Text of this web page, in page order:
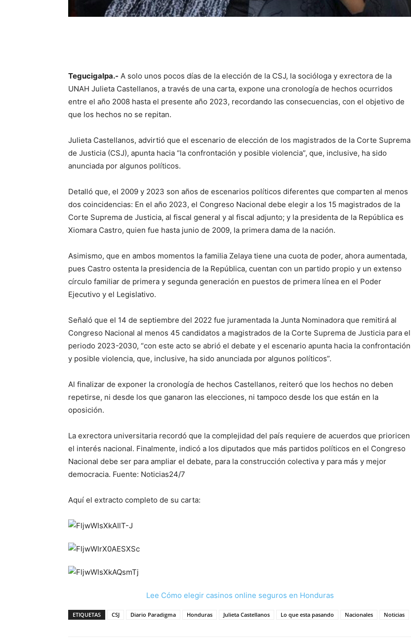
Tegucigalpa.- A solo unos pocos días de la elección de la CSJ, la socióloga y exrectora de la
UNAH Julieta Castellanos, a través de una carta, expone una cronología de hechos ocurridos
entre el año 2008 hasta el presente año 2023, recordando las consecuencias, con el objetivo de
que los hechos no se repitan.
Julieta Castellanos, advirtió que el escenario de elección de los magistrados de la Corte Suprema
de Justicia (CSJ), apunta hacia “la confrontación y posible violencia”, que, inclusive, ha sido
anunciada por algunos políticos.
Detalló que, el 2009 y 2023 son años de escenarios políticos diferentes que comparten al menos
dos coincidencias: En el año 2023, el Congreso Nacional debe elegir a los 15 magistrados de la
Corte Suprema de Justicia, al fiscal general y al fiscal adjunto; y la presidenta de la República es
Xiomara Castro, quien fue hasta junio de 2009, la primera dama de la nación.
Asimismo, que en ambos momentos la familia Zelaya tiene una cuota de poder, ahora aumentada,
pues Castro ostenta la presidencia de la República, cuentan con un partido propio y un extenso
círculo familiar de primera y segunda generación en puestos de primera línea en el Poder
Ejecutivo y el Legislativo.
Señaló que el 14 de septiembre del 2022 fue juramentada la Junta Nominadora que remitirá al
Congreso Nacional al menos 45 candidatos a magistrados de la Corte Suprema de Justicia para el
periodo 2023-2030, “con este acto se abrió el debate y el escenario apunta hacia la confrontación
y posible violencia, que, inclusive, ha sido anunciada por algunos políticos”.
Al finalizar de exponer la cronología de hechos Castellanos, reiteró que los hechos no deben
repetirse, ni desde los que ganaron las elecciones, ni tampoco desde los que están en la
oposición.
La exrectora universitaria recordó que la complejidad del país requiere de acuerdos que prioricen
el interés nacional. Finalmente, indicó a los diputados que más partidos políticos en el Congreso
Nacional debe ser para ampliar el debate, para la construcción colectiva y para más y mejor
democracia. Fuente: Noticias24/7
Aquí el extracto completo de su carta:
Lee Cómo elegir casinos online seguros en Honduras
ETIQUETAS CSJ Diario Paradigma Honduras Julieta Castellanos Lo que esta pasando Nacionales Noticias